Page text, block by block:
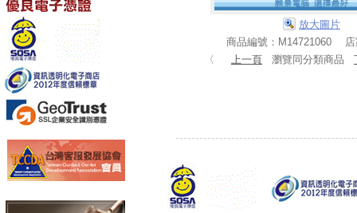
放大圖片
商品編號：M14721060 店
〈
上一頁 瀏覽同分類商品